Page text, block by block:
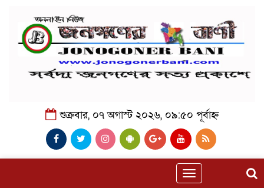
শুক্রবার, ০৭ অগাস্ট ২০২৬, ০৯:৫০ পূর্বাহ্ন
Toggle